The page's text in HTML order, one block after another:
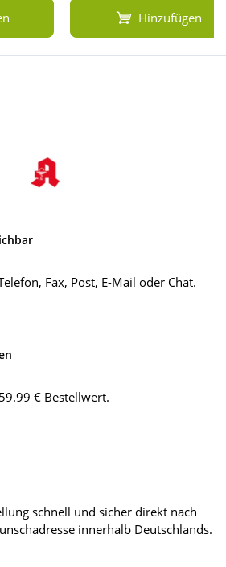
Hinzufügen
Fax, Post, E-Mail oder Chat.
€ Bestellwert.
schnell und sicher direkt nach
innerhalb Deutschlands.